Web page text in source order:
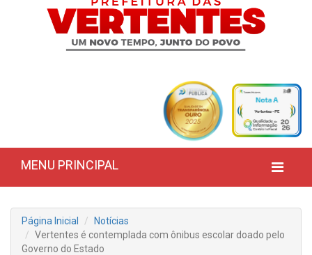
MENU PRINCIPAL
Página Inicial
Notícias
Vertentes é contemplada com ônibus escolar doado pelo
Governo do Estado